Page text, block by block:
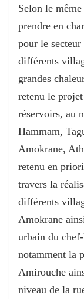
Selon le
prendre en
pour le secteur
différents
grandes
retenu le
réservoirs, au
Hammam,
Amokrane,
retenu en
travers la
différents
Amokrane
urbain du
notamment la
Amirouche
niveau de la